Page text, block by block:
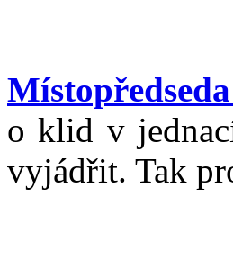
o klid v
vyjádřit. Tak